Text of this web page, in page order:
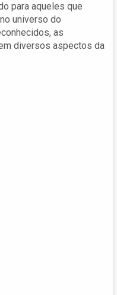
para aqueles que
universo do
as
diversos aspectos da